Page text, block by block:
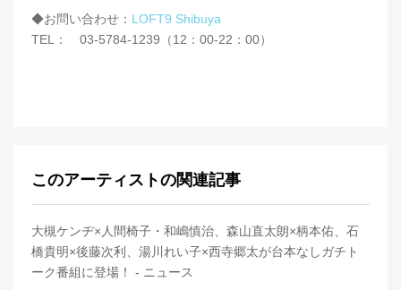
◆お問い合わせ： LOFT9 Shibuya
TEL： 03-5784-1239（12：00-22：00）
このアーティストの関連記事
大槻ケンヂ×人間椅子・和嶋慎治、森山直太朗×柄本佑、石
橋貴明×後藤次利、湯川れい子×西寺郷太が台本なしガチト
ーク番組に登場！ - ニュース